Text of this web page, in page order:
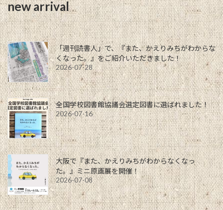
new arrival
「週刊読書人」で、『また、かえりみちがわからな
くなった。』をご紹介いただきました！
2026-07-28
全国学校図書館協議会選定図書に選ばれました！
2026-07-16
大阪で『また、かえりみちがわからなくなっ
た。』ミニ原画展を開催！
2026-07-08